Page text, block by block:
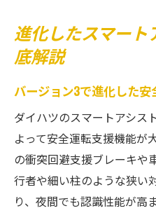
夜間や狭い道でも安
夜間も安心できる
狭い道で発揮され
力
歩行者や細い柱
ト
夜間認識性能が
安全運転を支え
進化したスマート
底解説
バージョン3で進化した
ダイハツのスマートアシス
よって安全運転支援機能が
の衝突回避支援ブレーキや
行者や細い柱のような狭い
り、夜間でも認識性能が高